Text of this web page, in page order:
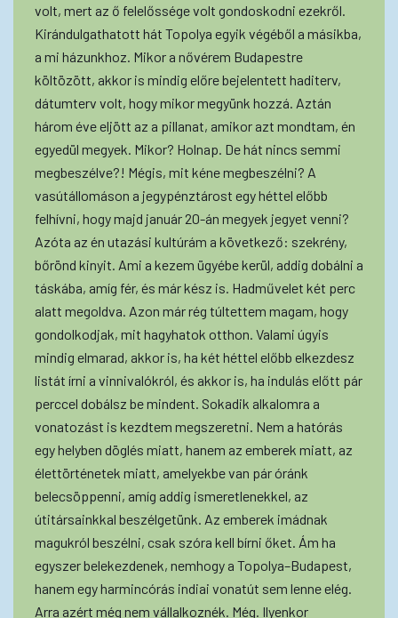
volt, mert az ő felelőssége volt gondoskodni ezekről.
Kirándulgathatott hát Topolya egyik végéből a másikba,
a mi házunkhoz. Mikor a nővérem Budapestre
költözött, akkor is mindig előre bejelentett haditerv,
dátumterv volt, hogy mikor megyünk hozzá. Aztán
három éve eljött az a pillanat, amikor azt mondtam, én
egyedül megyek. Mikor? Holnap. De hát nincs semmi
megbeszélve?! Mégis, mit kéne megbeszélni? A
vasútállomáson a jegypénztárost egy héttel előbb
felhívni, hogy majd január 20-án megyek jegyet venni?
Azóta az én utazási kultúrám a következő: szekrény,
bőrönd kinyit. Ami a kezem ügyébe kerül, addig dobálni a
táskába, amíg fér, és már kész is. Hadművelet két perc
alatt megoldva. Azon már rég túltettem magam, hogy
gondolkodjak, mit hagyhatok otthon. Valami úgyis
mindig elmarad, akkor is, ha két héttel előbb elkezdesz
listát írni a vinnivalókról, és akkor is, ha indulás előtt pár
perccel dobálsz be mindent. Sokadik alkalomra a
vonatozást is kezdtem megszeretni. Nem a hatórás
egy helyben döglés miatt, hanem az emberek miatt, az
élettörténetek miatt, amelyekbe van pár óránk
belecsöppenni, amíg addig ismeretlenekkel, az
útitársainkkal beszélgetünk. Az emberek imádnak
magukról beszélni, csak szóra kell bírni őket. Ám ha
egyszer belekezdenek, nemhogy a Topolya–Budapest,
hanem egy harmincórás indiai vonatút sem lenne elég.
Arra azért még nem vállalkoznék. Még. Ilyenkor